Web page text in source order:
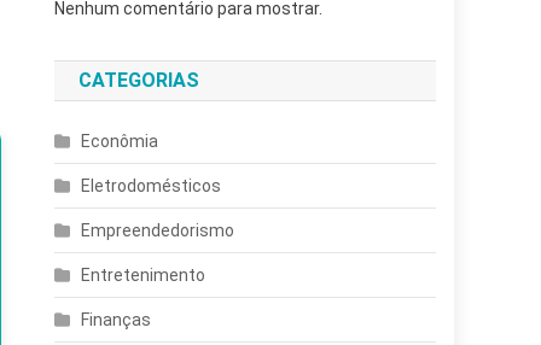
Nenhum comentário para mostrar.
CATEGORIAS
Econômia
Eletrodomésticos
Empreendedorismo
Entretenimento
Finanças